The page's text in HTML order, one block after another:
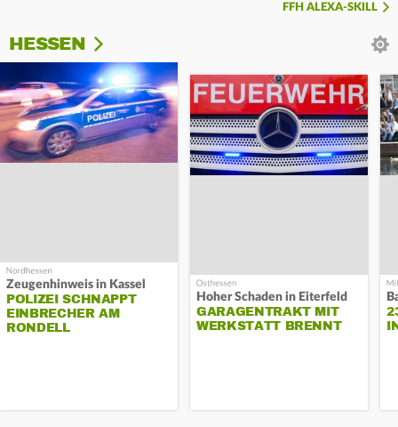
FFH ALEXA-SKILL
HESSEN
Zeugenhinweis in Kassel
POLIZEI SCHNAPPT
EINBRECHER AM
RONDELL
Hoher Schaden in Eiterfeld
GARAGENTRAKT MIT
WERKSTATT BRENNT